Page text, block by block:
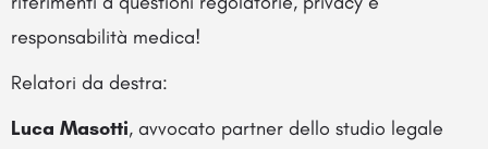
responsabilità medica!
Relatori da destra:
Luca Masotti, avvocato partner dello studio legale